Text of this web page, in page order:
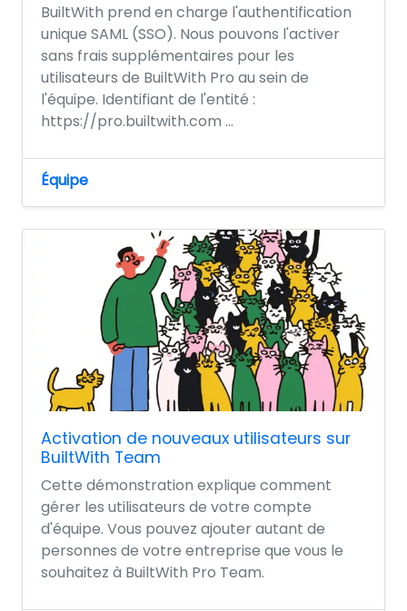
BuiltWith prend en charge l'authentification
unique SAML (SSO). Nous pouvons l'activer
sans frais supplémentaires pour les
utilisateurs de BuiltWith Pro au sein de
l'équipe. Identifiant de l'entité :
https://pro.builtwith.com ...
Équipe
Activation de nouveaux utilisateurs sur
BuiltWith Team
Cette démonstration explique comment
gérer les utilisateurs de votre compte
d'équipe. Vous pouvez ajouter autant de
personnes de votre entreprise que vous le
souhaitez à BuiltWith Pro Team.